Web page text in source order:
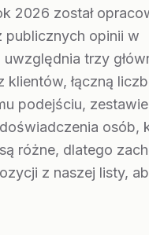
2026 został
publicznych opinii w
trzy
łączną
podejściu,
osób,
różne, dlatego
z naszej listy,